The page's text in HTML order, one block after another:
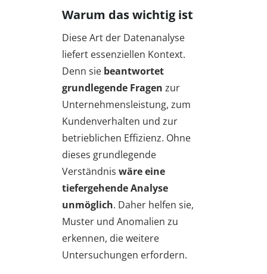
Warum das wichtig ist
Diese Art der Datenanalyse
liefert essenziellen Kontext.
Denn sie beantwortet
grundlegende Fragen zur
Unternehmensleistung, zum
Kundenverhalten und zur
betrieblichen Effizienz. Ohne
dieses grundlegende
Verständnis wäre eine
tiefergehende Analyse
unmöglich. Daher helfen sie,
Muster und Anomalien zu
erkennen, die weitere
Untersuchungen erfordern.